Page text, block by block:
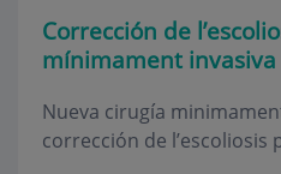
Corrección de
mínimament invasiva
Nueva cirugía
corrección de l’escoliosis